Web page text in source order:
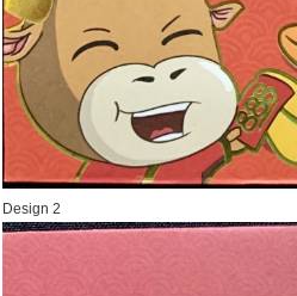
Design 2